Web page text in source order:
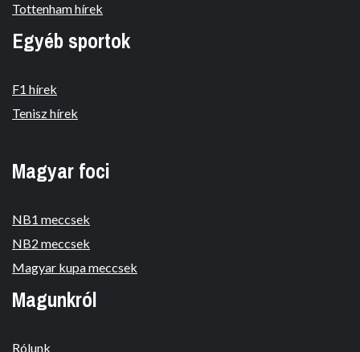
Tottenham hírek
Egyéb sportok
F1 hírek
Tenisz hírek
Magyar foci
NB1 meccsek
NB2 meccsek
Magyar kupa meccsek
Magunkról
Rólunk